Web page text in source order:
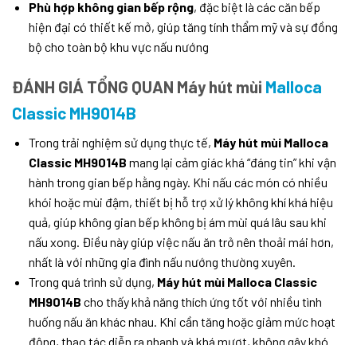
Phù hợp không gian bếp rộng, đặc biệt là các căn bếp
hiện đại có thiết kế mở, giúp tăng tính thẩm mỹ và sự đồng
bộ cho toàn bộ khu vực nấu nướng
ĐÁNH GIÁ TỔNG QUAN Máy hút mùi Malloca
Classic MH9014B
Trong trải nghiệm sử dụng thực tế, Máy hút mùi Malloca
Classic MH9014B mang lại cảm giác khá “đáng tin” khi vận
hành trong gian bếp hằng ngày. Khi nấu các món có nhiều
khói hoặc mùi đậm, thiết bị hỗ trợ xử lý không khí khá hiệu
quả, giúp không gian bếp không bị ám mùi quá lâu sau khi
nấu xong. Điều này giúp việc nấu ăn trở nên thoải mái hơn,
nhất là với những gia đình nấu nướng thường xuyên.
Trong quá trình sử dụng, Máy hút mùi Malloca Classic
MH9014B cho thấy khả năng thích ứng tốt với nhiều tình
huống nấu ăn khác nhau. Khi cần tăng hoặc giảm mức hoạt
động, thao tác diễn ra nhanh và khá mượt, không gây khó